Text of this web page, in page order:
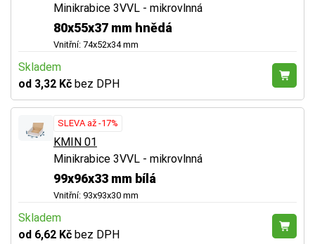
Minikrabice 3VVL - mikrovlnná
80x55x37 mm hnědá
Vnitřní: 74x52x34 mm
Skladem
od 3,32 Kč bez DPH
SLEVA až -17%
KMIN 01
Minikrabice 3VVL - mikrovlnná
99x96x33 mm bílá
Vnitřní: 93x93x30 mm
Skladem
od 6,62 Kč bez DPH